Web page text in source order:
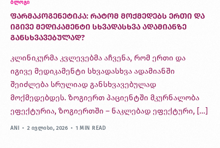
ᲑᲚᲝᲒᲘ
ფარმაკოგენეტიკა: რატომ მოქმედებს ერთი და
იგივე მედიკამენტი სხვადასხვა ადამიანზე
განსხვავებულად?
კლინიკურმა კვლევებმა აჩვენა, რომ ერთი და
იგივე მედიკამენტი სხვადასხვა ადამიანში
შეიძლება სრულიად განსხვავებულად
მოქმედებდეს. ზოგიერთ პაციენტში მკურნალობა
ეფექტურია, ზოგიერთში – ნაკლებად ეფექტური, […]
ANI 2 ᲘᲕᲚᲘᲡᲘ, 2026 1 MIN READ